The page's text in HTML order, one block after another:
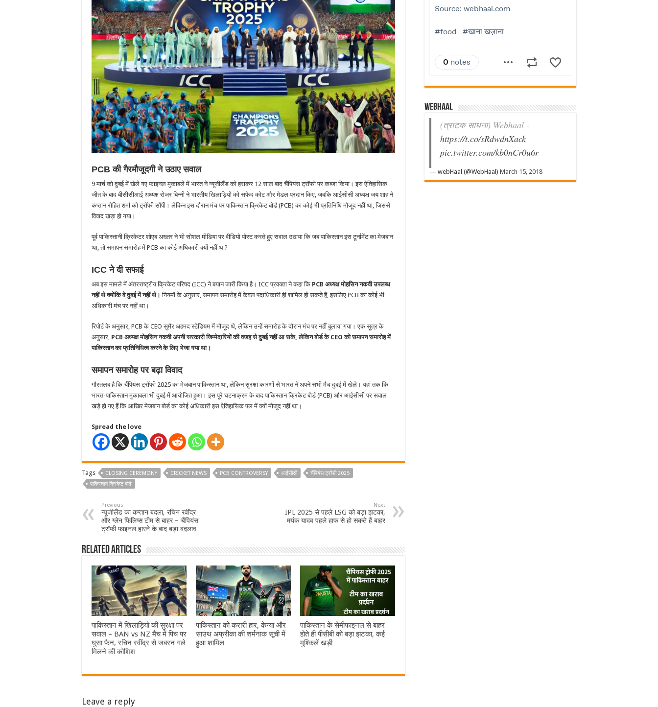
PCB की गैरमौजूदगी ने उठाए सवाल
9 मार्च को दुबई में खेले गए फाइनल मुकाबले में भारत ने न्यूजीलैंड को हराकर 12 साल बाद चैंपियंस ट्रॉफी पर कब्जा किया। इस ऐतिहासिक
जीत के बाद बीसीसीआई अध्यक्ष रोजर बिन्नी ने भारतीय खिलाड़ियों को सफेद कोट और मेडल प्रदान किए, जबकि आईसीसी अध्यक्ष जय शाह ने
कप्तान रोहित शर्मा को ट्रॉफी सौंपी। लेकिन इस दौरान मंच पर पाकिस्तान क्रिकेट बोर्ड (PCB) का कोई भी प्रतिनिधि मौजूद नहीं था, जिससे
विवाद खड़ा हो गया।
पूर्व पाकिस्तानी क्रिकेटर शोएब अख्तर ने भी सोशल मीडिया पर वीडियो पोस्ट करते हुए सवाल उठाया कि जब पाकिस्तान इस टूर्नामेंट का मेजबान
था, तो समापन समारोह में PCB का कोई अधिकारी क्यों नहीं था?
ICC ने दी सफाई
अब इस मामले में अंतरराष्ट्रीय क्रिकेट परिषद (ICC) ने बयान जारी किया है। ICC प्रवक्ता ने कहा कि PCB अध्यक्ष मोहसिन नकवी उपलब्ध
नहीं थे क्योंकि वे दुबई में नहीं थे। नियमों के अनुसार, समापन समारोह में केवल पदाधिकारी ही शामिल हो सकते हैं, इसलिए PCB का कोई भी
अधिकारी मंच पर नहीं था।
रिपोर्ट के अनुसार, PCB के CEO सुमैर अहमद स्टेडियम में मौजूद थे, लेकिन उन्हें समारोह के दौरान मंच पर नहीं बुलाया गया। एक सूत्र के
अनुसार, PCB अध्यक्ष मोहसिन नकवी अपनी सरकारी जिम्मेदारियों की वजह से दुबई नहीं आ सके, लेकिन बोर्ड के CEO को समापन समारोह में
पाकिस्तान का प्रतिनिधित्व करने के लिए भेजा गया था।
समापन समारोह पर बढ़ा विवाद
गौरतलब है कि चैंपियंस ट्रॉफी 2025 का मेजबान पाकिस्तान था, लेकिन सुरक्षा कारणों से भारत ने अपने सभी मैच दुबई में खेले। यहां तक कि
भारत-पाकिस्तान मुकाबला भी दुबई में आयोजित हुआ। इस पूरे घटनाक्रम के बाद पाकिस्तान क्रिकेट बोर्ड (PCB) और आईसीसी पर सवाल
खड़े हो गए हैं कि आखिर मेजबान बोर्ड का कोई अधिकारी इस ऐतिहासिक पल में क्यों मौजूद नहीं था।
Spread the love
Tags CLOSING CEREMONY CRICKET NEWS PCB CONTROVERSY आईसीसी
चैंपियंस ट्रॉफी 2025
पाकिस्तान क्रिकेट बोर्ड
Previous
न्यूजीलैंड का कप्तान बदला, रचिन रवींद्र
और ग्लेन फिलिप्स टीम से बाहर – चैंपियंस
ट्रॉफी फाइनल हारने के बाद बड़ा बदलाव
Next
IPL 2025 से पहले LSG को बड़ा झटका,
मयंक यादव पहले हाफ से हो सकते हैं बाहर
Related Articles
पाकिस्तान में खिलाड़ियों की सुरक्षा पर
सवाल – BAN vs NZ मैच में पिच पर
घुसा फैन, रचिन रवींद्र से जबरन गले
मिलने की कोशिश
पाकिस्तान को करारी हार, केन्या और
साउथ अफ्रीका की शर्मनाक सूची में
हुआ शामिल
पाकिस्तान के सेमीफाइनल से बाहर
होते ही पीसीबी को बड़ा झटका, कई
मुश्किलें खड़ी
Leave a reply
Webhaal
(त्राटक साधना) Webhaal -
https://t.co/sRdwdnXack
pic.twitter.com/kb0nCr0u6r
— webHaal (@WebHaal) March 15, 2018